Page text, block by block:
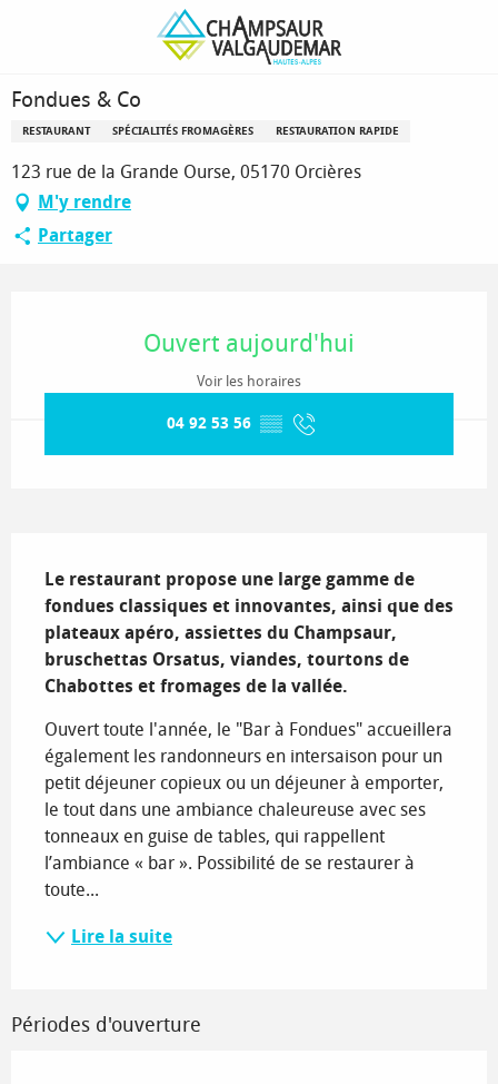
principal
Fondues & Co
Fondues & Co
RESTAURANT SPÉCIALITÉS FROMAGÈRES RESTAURATION RAPIDE
123 rue de la Grande Ourse, 05170 Orcières
M'y rendre
Partager
Ouvert aujourd'hui
Voir les horaires
04 92 53 56 ▒▒
Le restaurant propose une large gamme de
fondues classiques et innovantes, ainsi que des
plateaux apéro, assiettes du Champsaur,
bruschettas Orsatus, viandes, tourtons de
Chabottes et fromages de la vallée.
Ouvert toute l'année, le "Bar à Fondues" accueillera
également les randonneurs en intersaison pour un
petit déjeuner copieux ou un déjeuner à emporter,
le tout dans une ambiance chaleureuse avec ses
tonneaux en guise de tables, qui rappellent
l’ambiance « bar ». Possibilité de se restaurer à
toute...
Lire la suite
Périodes d'ouverture